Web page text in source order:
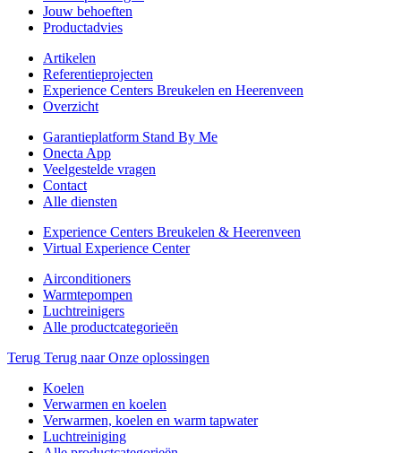
Jouw behoeften
Productadvies
Artikelen
Referentieprojecten
Experience Centers Breukelen en Heerenveen
Overzicht
Garantieplatform Stand By Me
Onecta App
Veelgestelde vragen
Contact
Alle diensten
Experience Centers Breukelen & Heerenveen
Virtual Experience Center
Airconditioners
Warmtepompen
Luchtreinigers
Alle productcategorieën
Terug Terug naar Onze oplossingen
Koelen
Verwarmen en koelen
Verwarmen, koelen en warm tapwater
Luchtreiniging